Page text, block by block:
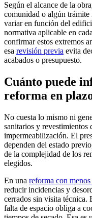
Según el alcance de la
comunidad o algún
variar en función del
normativa aplicable en
confirmar estos extremos
esa revisión previa evita
acabados o presupuesto.
Cuánto puede
reforma en
No cuesta lo mismo ni
sanitarios y revestimientos
impermeabilización. El
dependen del estado
de la complejidad de los
elegidos.
En una reforma con
reducir incidencias y
cerrados sin visita técnica.
falta de espacio obliga a